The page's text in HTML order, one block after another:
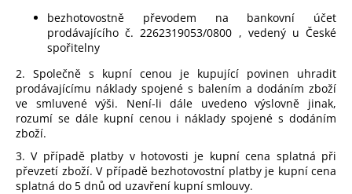
bezhotovostně převodem na bankovní účet
prodávajícího č. 2262319053/0800 , vedený u České
spořitelny
2. Společně s kupní cenou je kupující povinen uhradit
prodávajícímu náklady spojené s balením a dodáním zboží
ve smluvené výši. Není-li dále uvedeno výslovně jinak,
rozumí se dále kupní cenou i náklady spojené s dodáním
zboží.
3. V případě platby v hotovosti je kupní cena splatná při
převzetí zboží. V případě bezhotovostní platby je kupní cena
splatná do 5 dnů od uzavření kupní smlouvy.